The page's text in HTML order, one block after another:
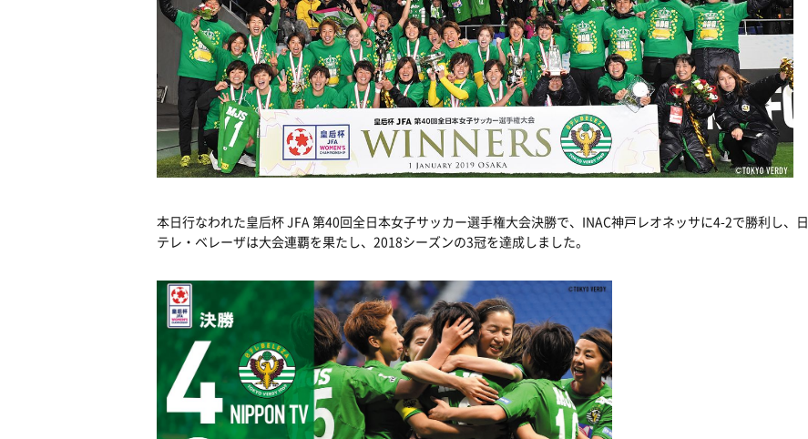
本日行なわれた皇后杯 JFA 第40回全日本女子サッカー選手権大会決勝で、INAC神戸レオネッサに4-2で勝利し、日
テレ・ベレーザは大会連覇を果たし、2018シーズンの3冠を達成しました。